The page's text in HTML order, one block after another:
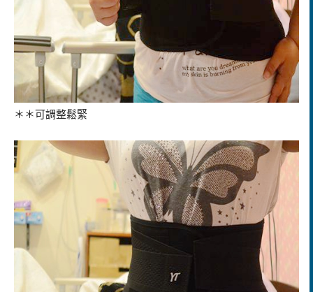
＊＊可調整鬆緊